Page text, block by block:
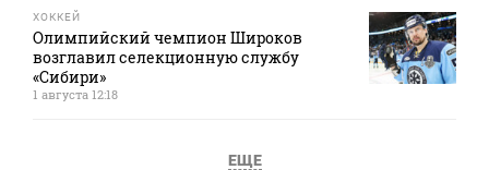
ХОККЕЙ
Олимпийский чемпион Широков
возглавил селекционную службу
«Сибири»
1 августа 12:18
ЕЩЕ